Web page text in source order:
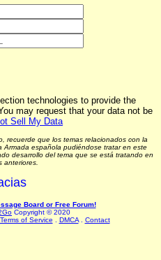
technologies to provide the
may request that your data not be
Sell My Data
recuerde que los temas relacionados con la
española pudiéndose tratar en este
desarrollo del tema que se está tratando en
anteriores.
Board or Free Forum!
Copyright © 2020
Terms of Service DMCA. Contact